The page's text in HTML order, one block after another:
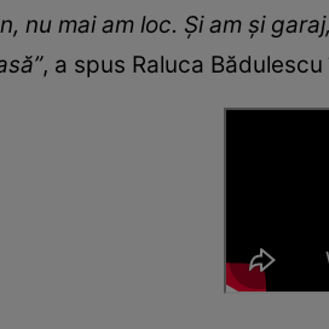
nu mai am loc. Și am și
, a spus Raluca